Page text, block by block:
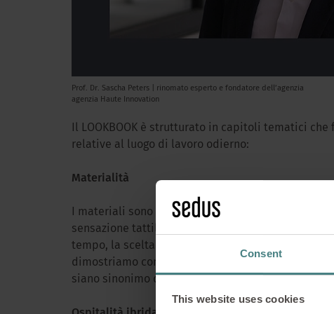
Consent
This website uses cookies
Il mondo del lavoro è
tempo era
Prof. Dr. Sascha Peters | rinomato esperto e fondatore dell’agenzia
agenzia Haute Innovation
Il LOOKBOOK è strutturato in capitoli tematici
relative al luogo di lavoro odierno:
Materialità
I materiali sono da tempo molto più che semplici
sensazione tattile e, di conseguenza, il nostro
tempo, la scelta dei materiali diventa
dimostriamo come i materiali bio-based,
siano sinonimo di sostenibilità, ma creino anche